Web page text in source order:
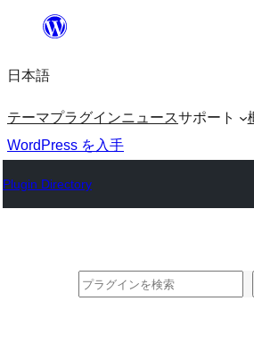
を
ッ
プ
日本語
テーマプラグインニュースサポート
WordPress を入手
Plugin Directory
検